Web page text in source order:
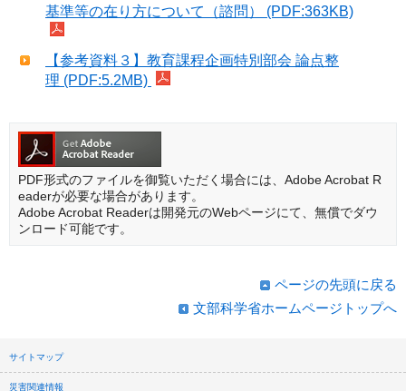
基準等の在り方について（諮問） (PDF:363KB)
【参考資料３】教育課程企画特別部会 論点整
理 (PDF:5.2MB)
PDF形式のファイルを御覧いただく場合には、Adobe Acrobat R
eaderが必要な場合があります。
Adobe Acrobat Readerは開発元のWebページにて、無償でダウ
ンロード可能です。
ページの先頭に戻る
文部科学省ホームページトップへ
サイトマップ
災害関連情報